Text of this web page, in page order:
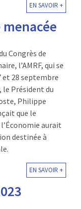
EN SAVOIR +
Congrès de
l’AMRF, qui se
et 28 septembre
le Président du
Philippe
que le
aurait
destinée à
EN SAVOIR +